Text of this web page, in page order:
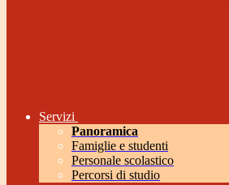
Servizi
Panoramica
Famiglie e studenti
Personale scolastico
Percorsi di studio